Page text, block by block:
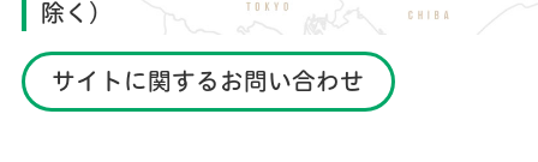
除く）
サイトに関するお問い合わせ